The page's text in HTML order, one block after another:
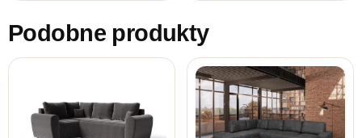
Podobne produkty